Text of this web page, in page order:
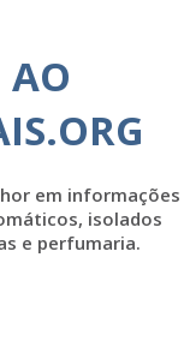
em informações
isolados
e perfumaria.